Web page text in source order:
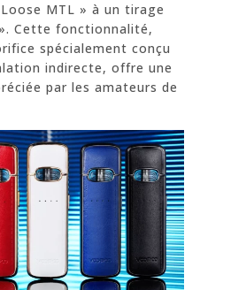
MTL » à un tirage
Cette fonctionnalité,
spécialement conçu
indirecte, offre une
par les amateurs de